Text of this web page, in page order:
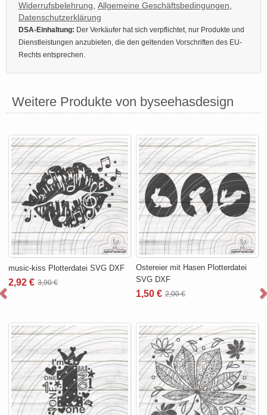
Widerrufsbelehrung, Allgemeine Geschäftsbedingungen,
Datenschutzerklärung
DSA-Einhaltung: Der Verkäufer hat sich verpflichtet, nur Produkte und
Dienstleistungen anzubieten, die den geltenden Vorschriften des EU-
Rechts entsprechen.
Weitere Produkte von byseehasdesign
music-kiss Plotterdatei SVG DXF
2,92 € 3,90 €
Ostereier mit Hasen Plotterdatei
SVG DXF
1,50 € 2,00 €